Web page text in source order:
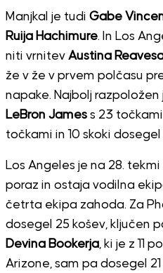
Manjkal je tudi Gabe
Ruija Hachimure. In Los
niti vrnitev Austina
že v že v prvem polčasu
napake. Najbolj
LeBron Jamess 23
točkami in 10 skoki
Los Angeles je na 28.
poraz in ostaja vodilna
četrta ekipa zahoda. Za
dosegel 25 košev, ključen
Devina Bookerja, ki je z 11
Arizone, sam pa dosegel